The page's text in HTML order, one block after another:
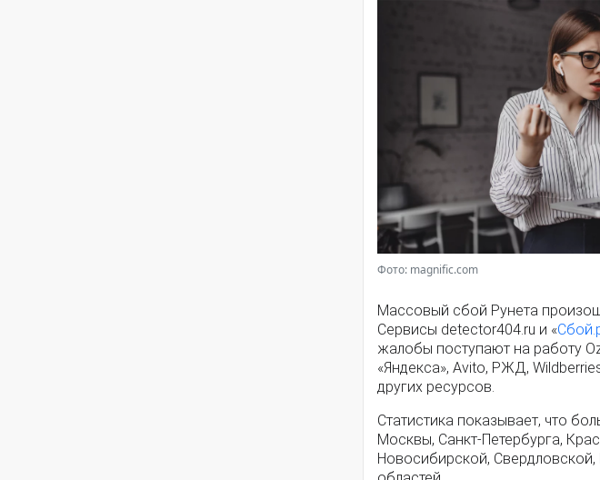
Фото: magnific.com
Массовый сбой Рунета
Сервисы detector404.ru и «
жалобы поступают на работу
«Яндекса», Avito, РЖД,
других ресурсов.
Статистика показывает, что
Москвы, Санкт-Петербурга,
Новосибирской,